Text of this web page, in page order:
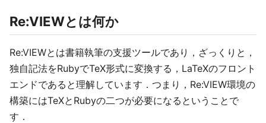
Re:VIEWとは何か
Re:VIEWとは書籍執筆の支援ツールであり，ざっくりと，
独自記法をRubyでTeX形式に変換する，LaTeXのフロント
エンドであると理解しています．つまり，Re:VIEW環境の
構築にはTeXとRubyの二つが必要になるということで
す．